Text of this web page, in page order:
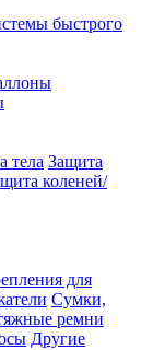
быстрого
тела Защита
коленей/
для
Сумки,
ремни
Другие